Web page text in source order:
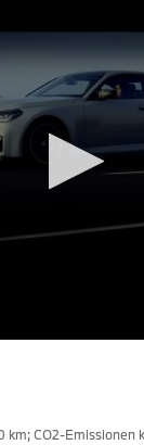
CO2-Emissionen